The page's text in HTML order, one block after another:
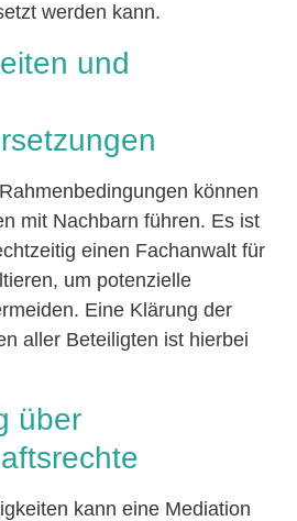
werden kann.
und
können
mit Nachbarn führen. Es ist
einen Fachanwalt für
um potenzielle
Eine Klärung der
aller Beteiligten ist hierbei
über
kann eine Mediation